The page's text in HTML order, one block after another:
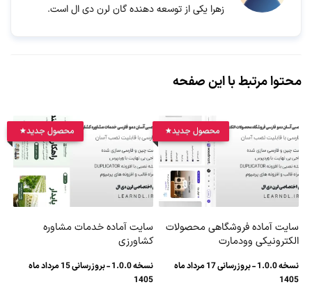
زهرا یکی از توسعه دهنده گان لرن دی ال است.
محتوا مرتبط با این صفحه
محصول جدید
سایت آماده فروشگاهی محصولات
الکترونیکی وودمارت
نسخه 1.0.0 - بروزرسانی 17 مرداد ماه
1405
محصول جدید
سایت آماده خدمات مشاوره
کشاورزی
نسخه 1.0.0 - بروزرسانی 15 مرداد ماه
1405